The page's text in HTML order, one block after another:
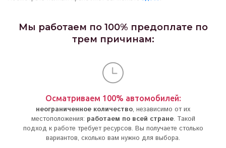
Мы работаем по 100% предоплате по
трем причинам:
Осматриваем 100% автомобилей:
неограниченное количество, независимо от их
местоположения: работаем по всей стране. Такой
подход к работе требует ресурсов. Вы получаете столько
вариантов, сколько вам нужно для выбора.